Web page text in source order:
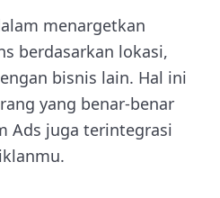
menargetkan
berdasarkan lokasi,
bisnis lain. Hal ini
yang benar-benar
Ads juga terintegrasi